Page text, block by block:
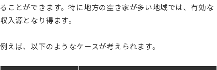
ることができます。特に地方の空き家が多い地域では、有効な
収入源となり得ます。
例えば、以下のようなケースが考えられます。